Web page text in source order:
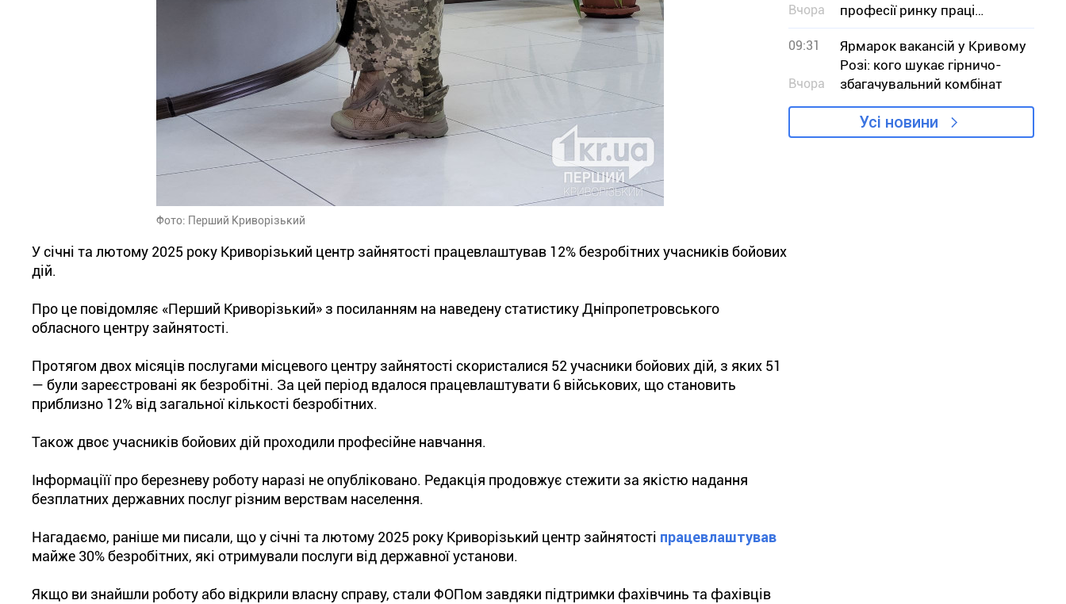
Фото: Перший Криворізький
У січні та лютому 2025 року Криворізький центр зайнятості працевлаштував 12% безробітних учасників бойових
дій.
Про це повідомляє «Перший Криворізький» з посиланням на наведену статистику Дніпропетровського
обласного центру зайнятості.
Протягом двох місяців послугами місцевого центру зайнятості скористалися 52 учасники бойових дій, з яких 51
— були зареєстровані як безробітні. За цей період вдалося працевлаштувати 6 військових, що становить
приблизно 12% від загальної кількості безробітних.
Також двоє учасників бойових дій проходили професійне навчання.
Інформаціїї про березневу роботу наразі не опубліковано. Редакція продовжує стежити за якістю надання
безплатних державних послуг різним верствам населення.
Нагадаємо, раніше ми писали, що у січні та лютому 2025 року Криворізький центр зайнятості працевлаштував
майже 30% безробітних, які отримували послуги від державної установи.
Якщо ви знайшли роботу або відкрили власну справу, стали ФОПом завдяки підтримки фахівчинь та фахівців
Вчора
професії ринку праці
Дніпропетровщини в серпні
09:31
Вчора
Ярмарок вакансій у Кривому
Розі: кого шукає гірничо-
збагачувальний комбінат
Усі новини